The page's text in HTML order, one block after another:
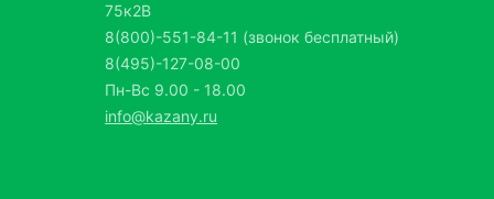
75к2В
8(800)-551-84-11 (звонок бесплатный)
8(495)-127-08-00
Пн-Вс 9.00 - 18.00
info@kazany.ru